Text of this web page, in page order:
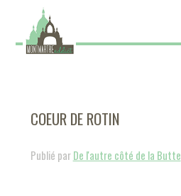
COEUR DE ROTIN
Publié parDe l'autre côté de la Butte